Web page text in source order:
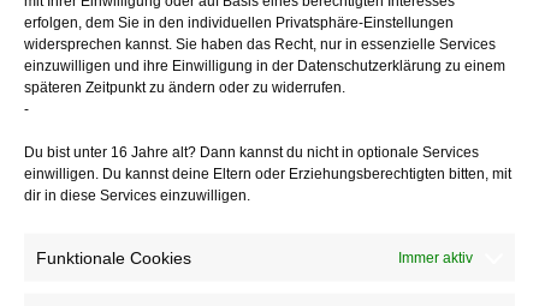
erfolgen, dem Sie in den individuellen Privatsphäre-Einstellungen
widersprechen kannst. Sie haben das Recht, nur in essenzielle Services
einzuwilligen und ihre Einwilligung in der Datenschutzerklärung zu einem
späteren Zeitpunkt zu ändern oder zu widerrufen.
-
Du bist unter 16 Jahre alt? Dann kannst du nicht in optionale Services
einwilligen. Du kannst deine Eltern oder Erziehungsberechtigten bitten, mit
dir in diese Services einzuwilligen.
Funktionale Cookies Immer aktiv
Darlehensforderung einen
steuerlich anzuerkennenden Verlust darstellt. Des Weiteren sollte es
die Person, der der Verlust zuzurechnen ist, keinen steuerlichen
machen, ob er die Aktie ohne Gewinn veräußert oder aufgrund des zu
erwartenden Verlustes behält. Das Resultat ist für den Aktieninhaber
dasselbe, weshalb der Verlust aus wertlosen Aktien genauso zu
damit nach